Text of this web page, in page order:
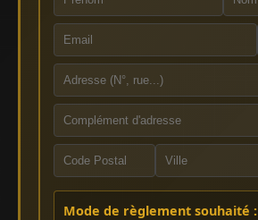
Mode de règlement souhaité :